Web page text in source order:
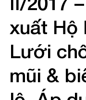
xuất Hộ
Lưới
mũi &